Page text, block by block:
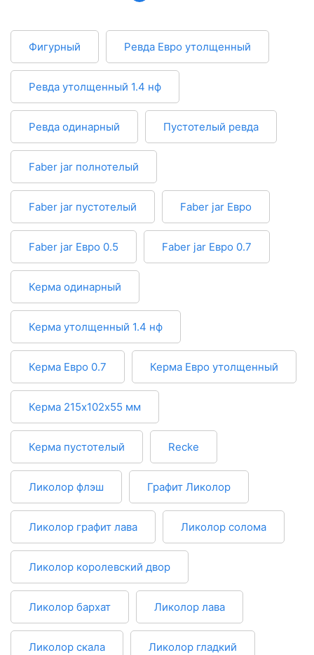
Фигурный Ревда Евро утолщенный
Ревда утолщенный 1.4 нф
Ревда одинарный Пустотелый ревда
Faber jar полнотелый
Faber jar пустотелый Faber jar Евро
Faber jar Евро 0.5 Faber jar Евро 0.7
Керма одинарный
Керма утолщенный 1.4 нф
Керма Евро 0.7 Керма Евро утолщенный
Керма 215х102х55 мм
Керма пустотелый Recke
Ликолор флэш Графит Ликолор
Ликолор графит лава Ликолор солома
Ликолор королевский двор
Ликолор бархат Ликолор лава
Ликолор скала Ликолор гладкий